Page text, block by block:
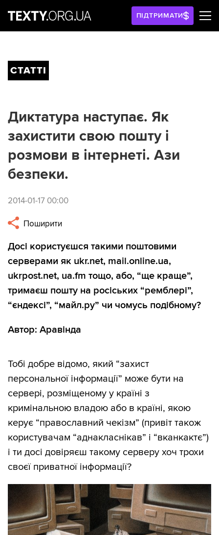
ПІДТРИМАТИ
СТАТТІ
Диктатура наступає. Як
захистити свою пошту і
розмови в інтернеті. Ази
безпеки.
2014-01-17 00:00
Поширити
Досі користуєшся такими поштовими
серверами як ukr.net, mail.online.ua,
ukrpost.net, ua.fm тощо, або, “ще краще”,
тримаєш пошту на росіських “ремблері”,
“єндексі”, “майл.ру” чи чомусь подібному?
Автор: Аравінда
Тобі добре відомо, який “захист
персональної інформації” може бути на
сервері, розміщеному у країні з
кримінальною владою або в країні, якою
керує “православний чекізм” (привіт також
користувачам “аднакласнікав” і “вканкактє”)
і ти досі довіряєш такому серверу хоч трохи
своєї приватної інформації?